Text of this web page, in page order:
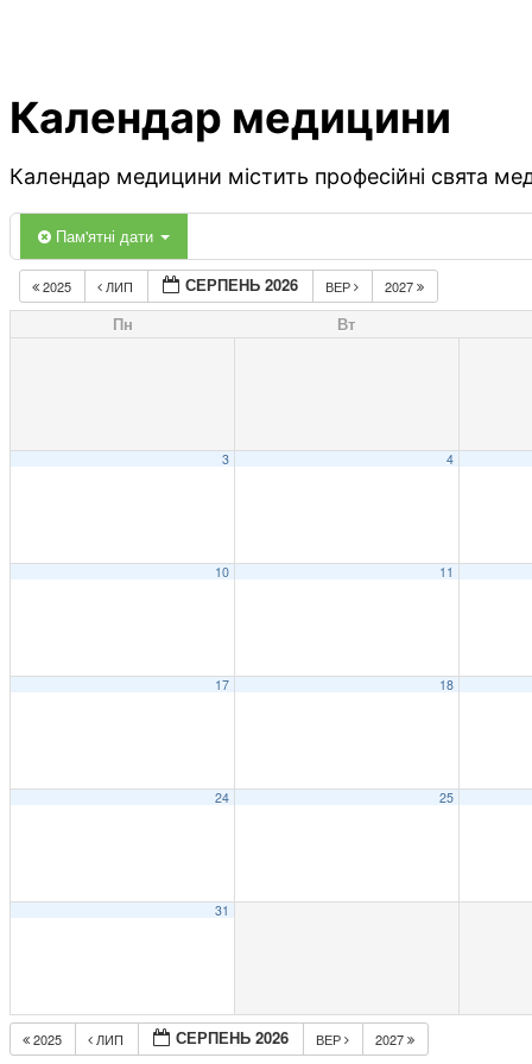
Календар медицини
Календар медицини містить професійні свята
Пам'ятні дати
2025 ЛИП СЕРПЕНЬ 2026 ВЕР 2027
Пн Вт
3 4
10 11
17 18
24 25
31
2025 ЛИП СЕРПЕНЬ 2026 ВЕР 2027